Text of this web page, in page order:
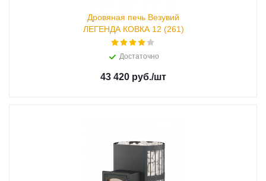
Дровяная печь Везувий
ЛЕГЕНДА КОВКА 12 (261)
Достаточно
43 420 руб./шт